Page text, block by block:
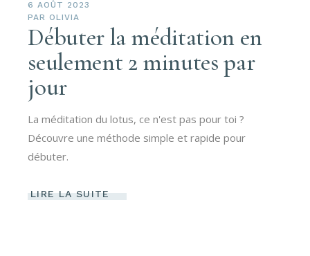
6 AOÛT 2023
PAR OLIVIA
Débuter la méditation en
seulement 2 minutes par
jour
La méditation du lotus, ce n'est pas pour toi ?
Découvre une méthode simple et rapide pour
débuter.
LIRE LA SUITE